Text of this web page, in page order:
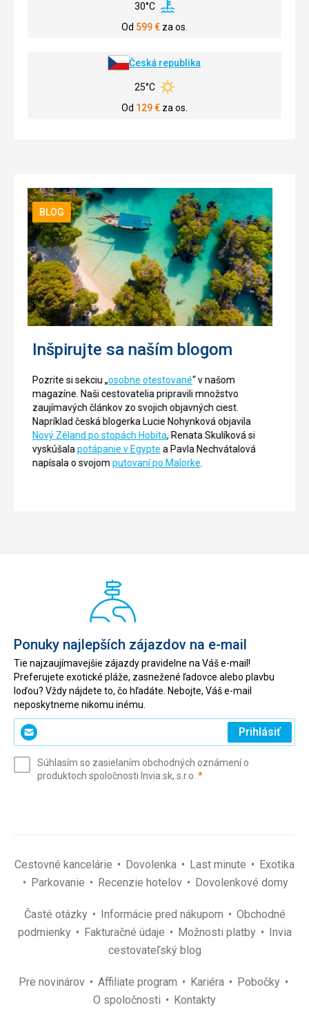
30°C
Od 599€ za os.
Česká republika
25°C
Od 129€ za os.
BLOG
Inšpirujte sa naším blogom
Pozrite si sekciu „osobne otestované“ v našom
magazíne. Naši cestovatelia pripravili množstvo
zaujímavých článkov zo svojich objavných ciest.
Napríklad česká blogerka Lucie Nohynková objavila
Nový Zéland po stopách Hobita, Renata Skulíková si
vyskúšalapotápanie v Egypte a Pavla Nechvátalová
napísala o svojom putovaní po Malorke.
Ponuky najlepších zájazdov na e-mail
Tie najzaujímavejšie zájazdy pravidelne na Váš e-mail!
Preferujete exotické pláže, zasnežené ľadovce alebo plavbu
loďou? Vždy nájdete to, čo hľadáte. Nebojte, Váš e-mail
neposkytneme nikomu inému.
Zadajte
svoj
(povinné)
Prihlásiť
Súhlasím so zasielaním obchodných oznámení o
produktoch spoločnosti Invia.sk, s.r.o. *(povinné)
Cestovné kancelárie Dovolenka Last minute
Exotika
Parkovanie
Recenzie hotelov Dovolenkové domy
Časté otázky Informácie pred nákupom
Obchodné
podmienky
Fakturačné údaje Možnosti platby
Invia
cestovateľský blog
Pre novinárov Affiliate program Kariéra
Pobočky
O spoločnosti
Kontakty